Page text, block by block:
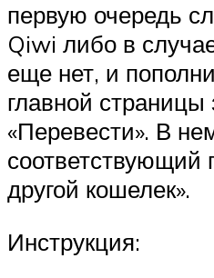
первую очередь
Qiwi либо в
еще нет, и
главной страницы
«Перевести». В
соответствующий
другой кошелек».
Инструкция: